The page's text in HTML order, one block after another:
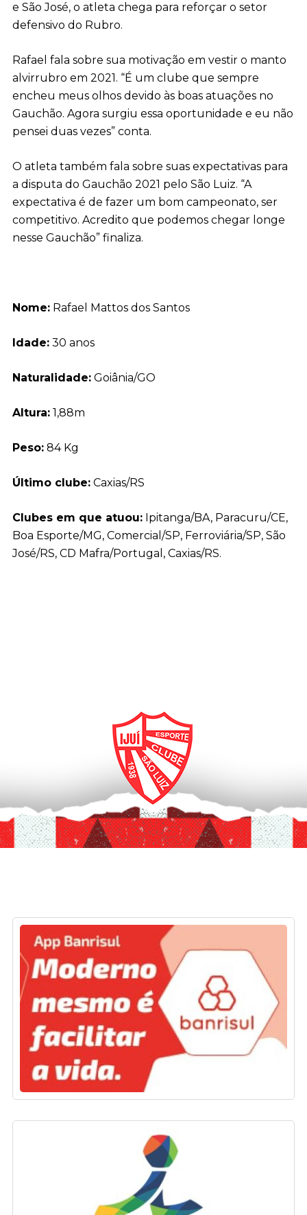
e São José, o atleta chega para reforçar o setor
defensivo do Rubro.
Rafael fala sobre sua motivação em vestir o manto
alvirrubro em 2021. “É um clube que sempre
encheu meus olhos devido às boas atuações no
Gauchão. Agora surgiu essa oportunidade e eu não
pensei duas vezes” conta.
O atleta também fala sobre suas expectativas para
a disputa do Gauchão 2021 pelo São Luiz. “A
expectativa é de fazer um bom campeonato, ser
competitivo. Acredito que podemos chegar longe
nesse Gauchão” finaliza.
Nome:Rafael Mattos dos Santos
Idade:30 anos
Naturalidade:Goiânia/GO
Altura:1,88m
Peso:84 Kg
Último clube:Caxias/RS
Clubes em que atuou:Ipitanga/BA, Paracuru/CE,
Boa Esporte/MG, Comercial/SP, Ferroviária/SP, São
José/RS, CD Mafra/Portugal, Caxias/RS.